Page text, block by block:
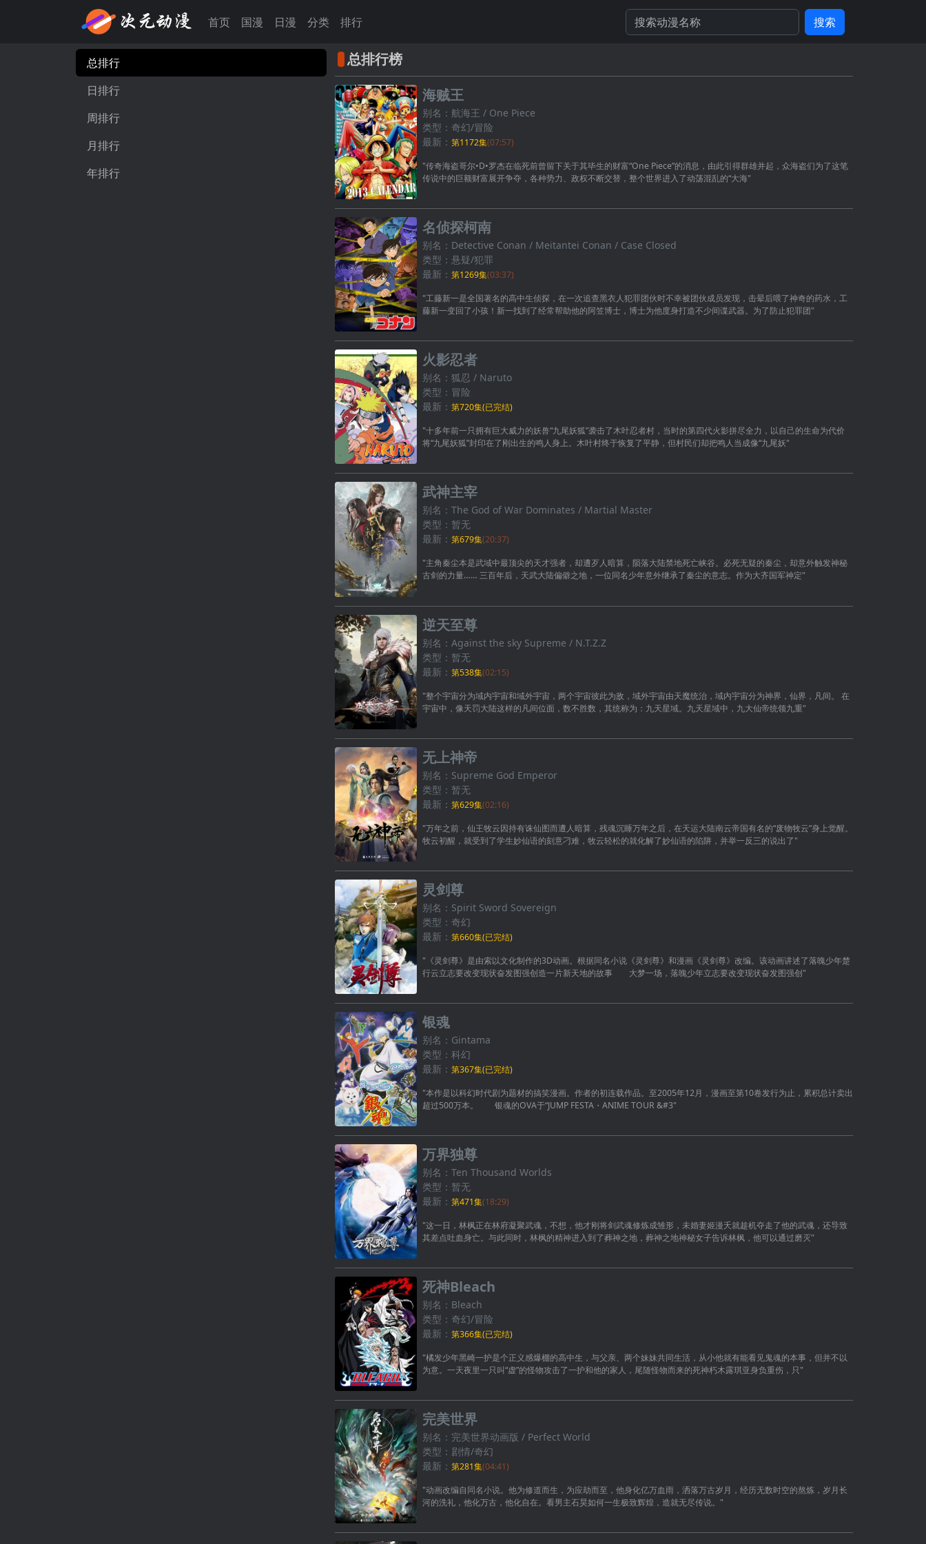
首页 国漫 日漫 分类 排行 搜索
总排行
日排行
周排行
月排行
年排行
总排行榜
海贼王
别名：航海王 / One Piece
类型：奇幻/冒险
最新： 第1172集(07:57)
"传奇海盗哥尔•D•罗杰在临死前曾留下关于其毕生的财富“One Piece”的消息，由此引得群雄并起，众海盗们为了这笔
传说中的巨额财富展开争夺，各种势力、政权不断交替，整个世界进入了动荡混乱的“大海"
名侦探柯南
别名：Detective Conan / Meitantei Conan / Case Closed
类型：悬疑/犯罪
最新： 第1269集(03:37)
"工藤新一是全国著名的高中生侦探，在一次追查黑衣人犯罪团伙时不幸被团伙成员发现，击晕后喂了神奇的药水，工
藤新一变回了小孩！新一找到了经常帮助他的阿笠博士，博士为他度身打造不少间谍武器。为了防止犯罪团"
火影忍者
别名：狐忍 / Naruto
类型：冒险
最新： 第720集(已完结)
"十多年前一只拥有巨大威力的妖兽“九尾妖狐”袭击了木叶忍者村，当时的第四代火影拼尽全力，以自己的生命为代价
将“九尾妖狐”封印在了刚出生的鸣人身上。木叶村终于恢复了平静，但村民们却把鸣人当成像“九尾妖"
武神主宰
别名：The God of War Dominates / Martial Master
类型：暂无
最新： 第679集(20:37)
"主角秦尘本是武域中最顶尖的天才强者，却遭歹人暗算，陨落大陆禁地死亡峡谷。必死无疑的秦尘，却意外触发神秘
古剑的力量…… 三百年后，天武大陆偏僻之地，一位同名少年意外继承了秦尘的意志。作为大齐国军神定"
逆天至尊
别名：Against the sky Supreme / N.T.Z.Z
类型：暂无
最新： 第538集(02:15)
"整个宇宙分为域内宇宙和域外宇宙，两个宇宙彼此为敌，域外宇宙由天魔统治，域内宇宙分为神界，仙界，凡间。 在
宇宙中，像天罚大陆这样的凡间位面，数不胜数，其统称为：九天星域。九天星域中，九大仙帝统领九重"
无上神帝
别名：Supreme God Emperor
类型：暂无
最新： 第629集(02:16)
"万年之前，仙王牧云因持有诛仙图而遭人暗算，残魂沉睡万年之后，在天运大陆南云帝国有名的“废物牧云”身上觉醒。
牧云初醒，就受到了学生妙仙语的刻意刁难，牧云轻松的就化解了妙仙语的陷阱，并举一反三的说出了"
灵剑尊
别名：Spirit Sword Sovereign
类型：奇幻
最新： 第660集(已完结)
"《灵剑尊》是由索以文化制作的3D动画。根据同名小说《灵剑尊》和漫画《灵剑尊》改编。该动画讲述了落魄少年楚
行云立志要改变现状奋发图强创造一片新天地的故事 大梦一场，落魄少年立志要改变现状奋发图强创"
银魂
别名：Gintama
类型：科幻
最新： 第367集(已完结)
"本作是以科幻时代剧为题材的搞笑漫画。作者的初连载作品。至2005年12月，漫画至第10卷发行为止，累积总计卖出
超过500万本。 银魂的OVA于“JUMP FESTA・ANIME TOUR &#3"
万界独尊
别名：Ten Thousand Worlds
类型：暂无
最新： 第471集(18:29)
"这一日，林枫正在林府凝聚武魂，不想，他才刚将剑武魂修炼成雏形，未婚妻姬漫夭就趁机夺走了他的武魂，还导致
其差点吐血身亡。与此同时，林枫的精神进入到了葬神之地，葬神之地神秘女子告诉林枫，他可以通过磨灭"
死神Bleach
别名：Bleach
类型：奇幻/冒险
最新： 第366集(已完结)
"橘发少年黑崎一护是个正义感爆棚的高中生，与父亲、两个妹妹共同生活，从小他就有能看见鬼魂的本事，但并不以
为意。一天夜里一只叫“虚”的怪物攻击了一护和他的家人，尾随怪物而来的死神朽木露琪亚身负重伤，只"
完美世界
别名：完美世界动画版 / Perfect World
类型：剧情/奇幻
最新： 第281集(04:41)
"动画改编自同名小说。他为修道而生，为应劫而至，他身化亿万血雨，洒落万古岁月，经历无数时空的熬炼，岁月长
河的洗礼，他化万古，他化自在。看男主石昊如何一生极致辉煌，造就无尽传说。"